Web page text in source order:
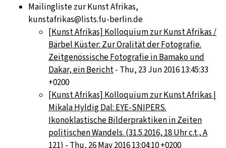
Mailingliste zur Kunst Afrikas,
kunstafrikas@lists.fu-berlin.de
[Kunst Afrikas] Kolloquium zur Kunst Afrikas /
Bärbel Küster: Zur Oralität der Fotografie.
Zeitgenössische Fotografie in Bamako und
Dakar, ein Bericht- Thu, 23 Jun 2016 13:45:33
+0200
[Kunst Afrikas] Kolloquium zur Kunst Afrikas |
Mikala Hyldig Dal: EYE-SNIPERS.
Ikonoklastische Bilderpraktiken in Zeiten
politischen Wandels. (31.5.2016, 18 Uhr c.t., A
121) - Thu, 26 May 2016 13:04:10 +0200